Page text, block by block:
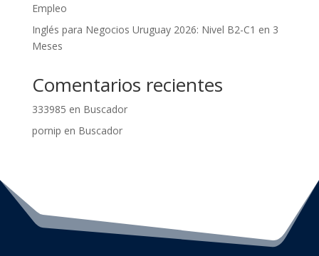
Empleo
Inglés para Negocios Uruguay 2026: Nivel B2-C1 en 3
Meses
Comentarios recientes
333985 en Buscador
pornip en Buscador